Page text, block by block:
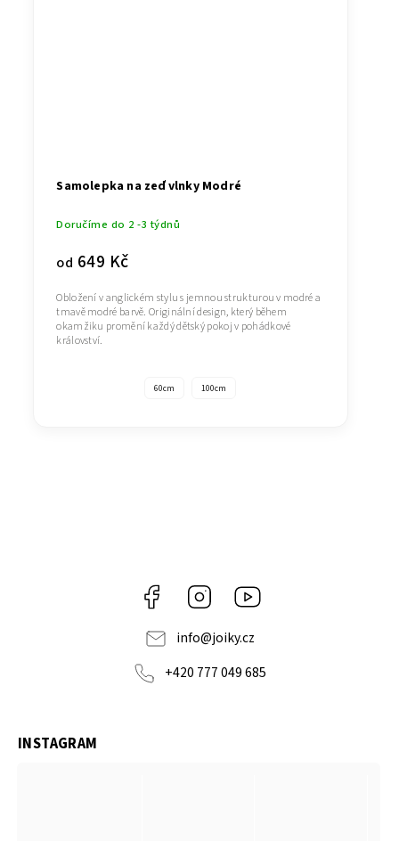
Samolepka na zeď vlnky Modré
Doručíme do 2 -3 týdnů
od 649 Kč
Obložení v anglickém stylu s jemnou strukturou v modré a
tmavě modré barvě. Originální design, který během
okamžiku promění každý dětský pokoj v pohádkové
království.
60cm 100cm
Facebook Instagram
info@joiky.cz
+420 777 049 685
INSTAGRAM